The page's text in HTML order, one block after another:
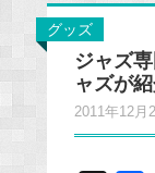
グッズ
ジャズ
ャズが
2011年12月